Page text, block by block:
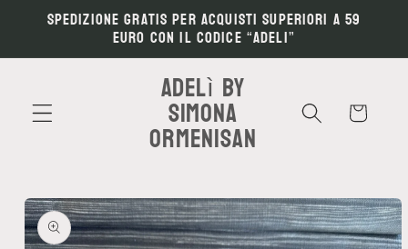
direttamente
Spedizione gratis per acquisti superiori a 59
euro con il codice “ADELI”
Adelì by
Simona
Ormenisan
Carrello
Passa alle
informazioni
sul prodotto